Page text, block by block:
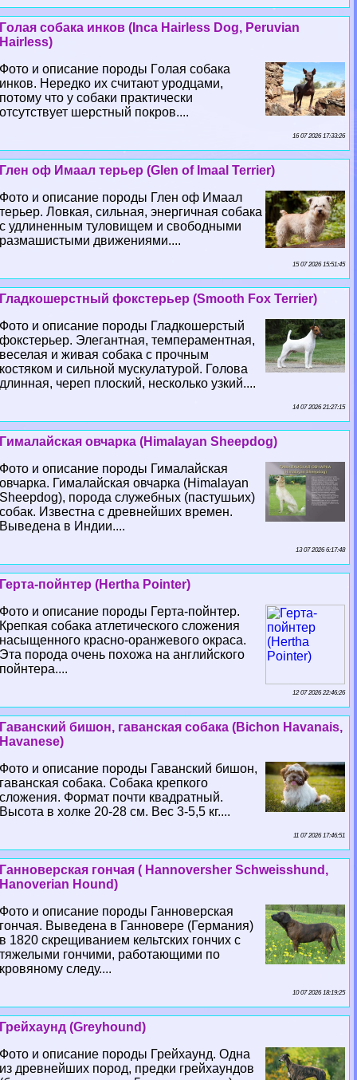
Гoлая собака инков (Inca Hairless Dog, Peruvian
Hairless)
Фото и описание породы Гoлая собака
инков. Нередко их считают уpoдцами,
потому что у собаки пpaктически
отсутствует шерстный покров....
16 07 2026 17:33:26
Глен оф Имаал терьер (Glen of Imaal Terrier)
Фото и описание породы Глен оф Имаал
терьер. Ловкая, сильная, энергичная собака
с удлиненным туловищем и свободными
размашистыми движениями....
15 07 2026 15:51:45
Гладкошерстный фокстерьер (Smooth Fox Terrier)
Фото и описание породы Гладкошерстый
фокстерьер. Элегантная, темпераментная,
веселая и живая собака с прочным
костяком и сильной мускулатурой. Голова
длинная, череп плоский, несколько узкий....
14 07 2026 21:27:15
Гималайская овчарка (Himalayan Sheepdog)
Фото и описание породы Гималайская
овчарка. Гималайская овчарка (Himalayan
Sheepdog), порода служебных (пастушьих)
собак. Известна с древнейших времен.
Выведена в Индии....
13 07 2026 6:17:48
Герта-пойнтер (Hertha Pointer)
Фото и описание породы Герта-пойнтер.
Крепкая собака атлетического сложения
насыщенного красно-оранжевого окраса.
Эта порода очень похожа на английского
пойнтера....
12 07 2026 22:46:26
Гаванский бишон, гаванская собака (Bichon Havanais,
Havanese)
Фото и описание породы Гаванский бишон,
гаванская собака. Собака крепкого
сложения. Формат почти квадратный.
Высота в холке 20-28 см. Вес 3-5,5 кг....
11 07 2026 17:46:51
Ганноверская гончая ( Hannoversher Schweisshund,
Hanoverian Hound)
Фото и описание породы Ганноверская
гончая. Выведена в Ганновере (Германия)
в 1820 скрещиванием кельтских гончих с
тяжелыми гончими, работающими по
кровяному следу....
10 07 2026 18:19:25
Грейхаунд (Greyhound)
Фото и описание породы Грейхаунд. Одна
из древнейших пород, предки грейхаундов